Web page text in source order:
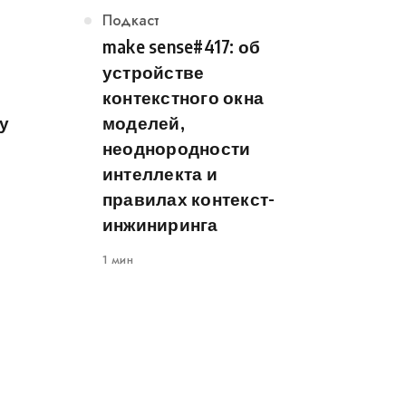
Категория
Подкаст
make sense#417: об
устройстве
контекстного окна
моделей,
неоднородности
интеллекта и
правилах контекст-
инжиниринга
1 мин